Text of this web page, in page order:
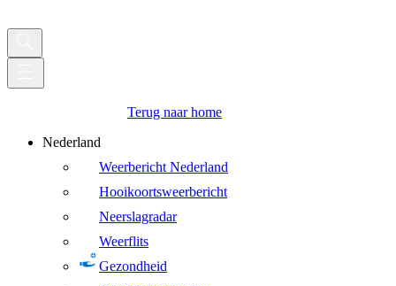
Terug naar home
Nederland
Weerbericht Nederland
Hooikoortsweerbericht
Neerslagradar
Weerflits
Gezondheid